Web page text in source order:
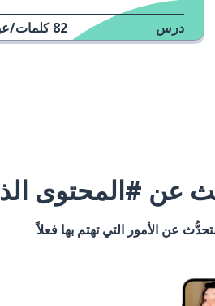
درس 82 كلمات/
عن #المحتوى
عن الأمور التي تهتم بها فعلاً